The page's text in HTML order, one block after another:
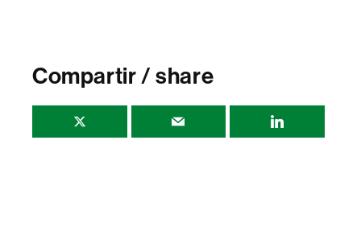
Compartir / share